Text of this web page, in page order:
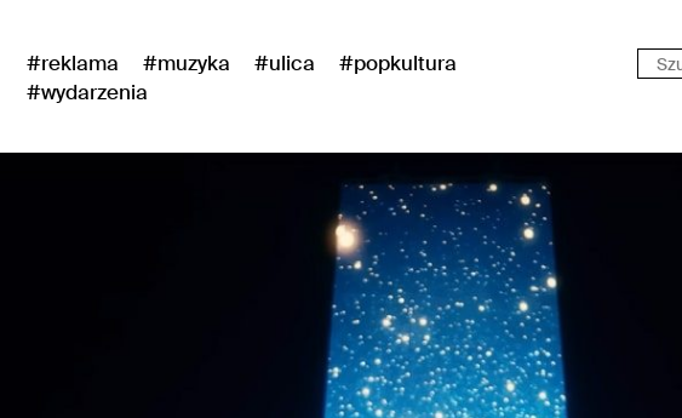
#reklama #muzyka #ulica
#popkultura
#wydarzenia